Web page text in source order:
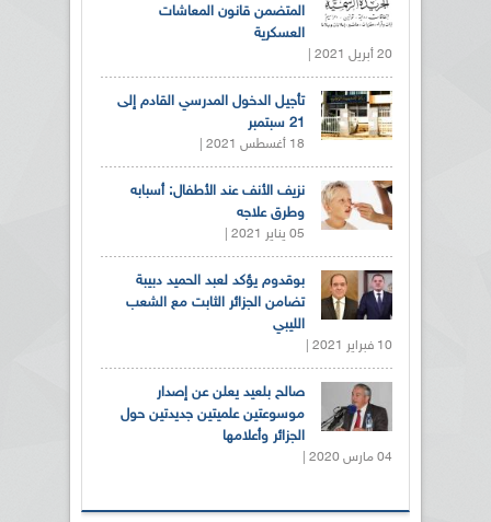
المتضمن قانون المعاشات
العسكرية
20 أبريل 2021 |
تأجيل الدخول المدرسي القادم إلى
21 سبتمبر
18 أغسطس 2021 |
نزيف الأنف عند الأطفال: أسبابه
وطرق علاجه
05 يناير 2021 |
بوقدوم يؤكد لعبد الحميد دبيبة
تضامن الجزائر الثابت مع الشعب
الليبي
10 فبراير 2021 |
صالح بلعيد يعلن عن إصدار
موسوعتين علميتين جديدتين حول
الجزائر وأعلامها
04 مارس 2020 |